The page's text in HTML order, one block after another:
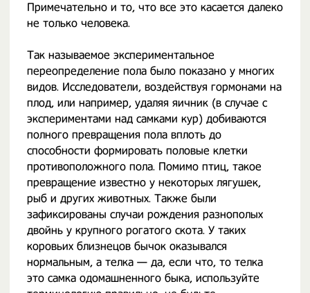
Примечательно и то, что все это касается далеко
не только человека.
Так называемое экспериментальное
переопределение пола было показано у многих
видов. Исследователи, воздействуя гормонами на
плод, или например, удаляя яичник (в случае с
экспериментами над самками кур) добиваются
полного превращения пола вплоть до
способности формировать половые клетки
противоположного пола. Помимо птиц, такое
превращение известно у некоторых лягушек,
рыб и других животных. Также были
зафиксированы случаи рождения разнополых
двойнь у крупного рогатого скота. У таких
коровьих близнецов бычок оказывался
нормальным, а телка — да, если что, то телка
это самка одомашненного быка, используйте